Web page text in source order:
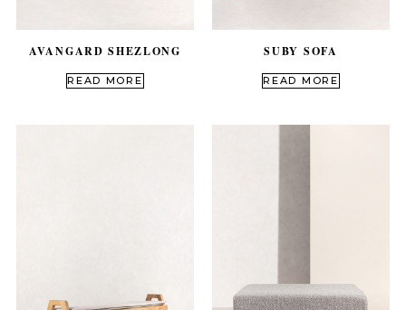
SUBY SOFA
READ MORE
AVANGARD SHEZLONG
READ MORE